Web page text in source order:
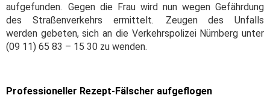
aufgefunden. Gegen die Frau wird nun wegen Gefährdung
des Straßenverkehrs ermittelt. Zeugen des Unfalls
werden gebeten, sich an die Verkehrspolizei Nürnberg unter
(09 11) 65 83 – 15 30 zu wenden.
Professioneller Rezept-Fälscher aufgeflogen